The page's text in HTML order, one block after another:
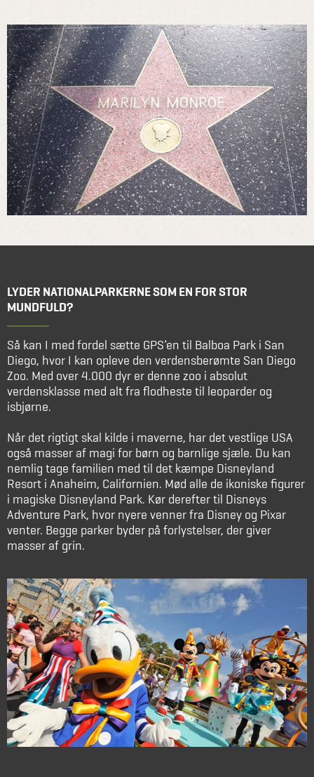
LYDER NATIONALPARKERNE SOM EN FOR STOR
MUNDFULD?
Så kan I med fordel sætte GPS’en til Balboa Park i San
Diego, hvor I kan opleve den verdensberømte San Diego
Zoo. Med over 4.000 dyr er denne zoo i absolut
verdensklasse med alt fra flodheste til leoparder og
isbjørne.
Når det rigtigt skal kilde i maverne, har det vestlige USA
også masser af magi for børn og barnlige sjæle. Du kan
nemlig tage familien med til det kæmpe Disneyland
Resort i Anaheim, Californien. Mød alle de ikoniske figurer
i magiske Disneyland Park. Kør derefter til Disneys
Adventure Park, hvor nyere venner fra Disney og Pixar
venter. Begge parker byder på forlystelser, der giver
masser af grin.